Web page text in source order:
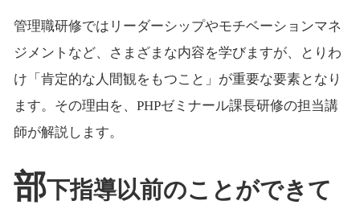
管理職研修ではリーダーシップやモチベーションマネ
ジメントなど、さまざまな内容を学びますが、とりわ
け「肯定的な人間観をもつこと」が重要な要素となり
ます。その理由を、PHPゼミナール課長研修の担当講
師が解説します。
部下指導以前のことができて